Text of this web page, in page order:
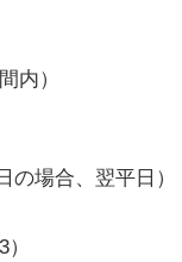
内）
の場合、翌平日）